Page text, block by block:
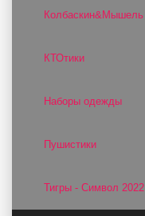
Колбаскин&Мышель
КТОтики
Наборы одежды
Пушистики
Тигры - Символ 2022